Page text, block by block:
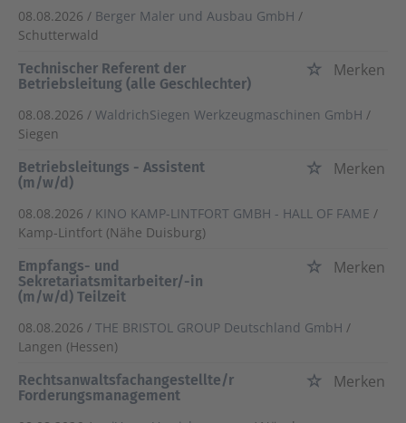
08.08.2026 / Berger Maler und Ausbau GmbH /
Schutterwald
Technischer Referent der
Betriebsleitung (alle Geschlechter)
Merken
08.08.2026 / WaldrichSiegen Werkzeugmaschinen GmbH /
Siegen
Betriebsleitungs - Assistent
(m/w/d)
Merken
08.08.2026 / KINO KAMP-LINTFORT GMBH - HALL OF FAME /
Kamp-Lintfort (Nähe Duisburg)
Empfangs- und
Sekretariatsmitarbeiter/-in
(m/w/d) Teilzeit
Merken
08.08.2026 / THE BRISTOL GROUP Deutschland GmbH /
Langen (Hessen)
Rechtsanwaltsfachangestellte/r
Forderungsmanagement
Merken